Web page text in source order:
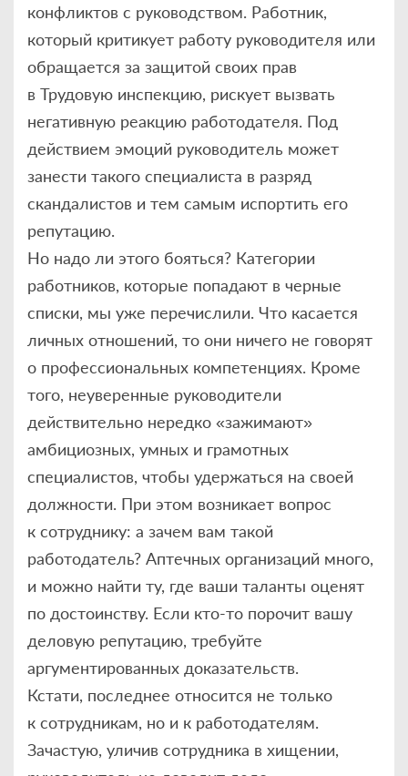
конфликтов с руководством. Работник,
который критикует работу руководителя или
обращается за защитой своих прав
в Трудовую инспекцию, рискует вызвать
негативную реакцию работодателя. Под
действием эмоций руководитель может
занести такого специалиста в разряд
скандалистов и тем самым испортить его
репутацию.
Но надо ли этого бояться? Категории
работников, которые попадают в черные
списки, мы уже перечислили. Что касается
личных отношений, то они ничего не говорят
о профессиональных компетенциях. Кроме
того, неуверенные руководители
действительно нередко «зажимают»
амбициозных, умных и грамотных
специалистов, чтобы удержаться на своей
должности. При этом возникает вопрос
к сотруднику: а зачем вам такой
работодатель? Аптечных организаций много,
и можно найти ту, где ваши таланты оценят
по достоинству. Если кто-то порочит вашу
деловую репутацию, требуйте
аргументированных доказательств.
Кстати, последнее относится не только
к сотрудникам, но и к работодателям.
Зачастую, уличив сотрудника в хищении,